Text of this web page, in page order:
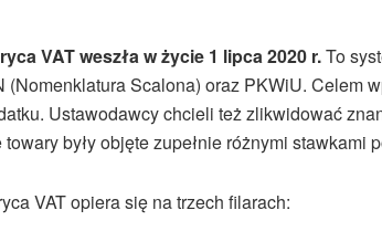
VATweszła w życie 1 lipca 2020 r.To
(Nomenklatura Scalona) oraz PKWiU. Celem
Ustawodawcy chcieli też zlikwidować
były objęte zupełnie różnymi stawkami
VAT opiera się na trzech filarach: